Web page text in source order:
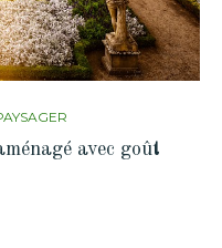
avec goût